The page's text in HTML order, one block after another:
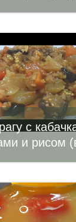
с
и рисом